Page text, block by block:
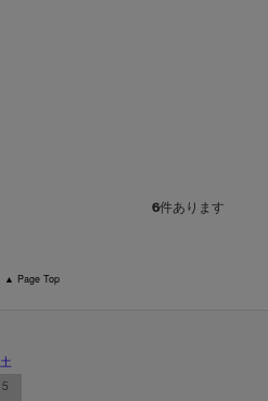
6件あります
▲ Page Top
土
5